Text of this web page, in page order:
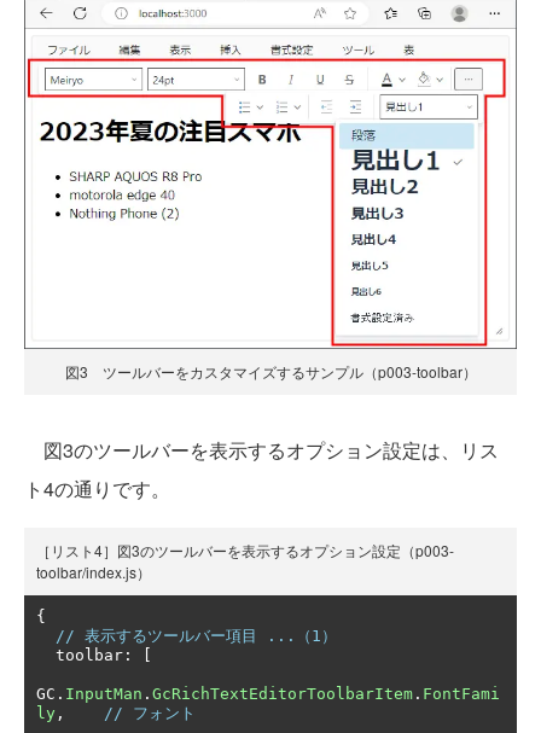
図3 ツールバーをカスタマイズするサンプル（p003-toolbar）
図3のツールバーを表示するオプション設定は、リス
ト4の通りです。
［リスト4］図3のツールバーを表示するオプション設定（p003-
toolbar/index.js）
{
// 表示するツールバー項目 ...（1）
  toolbar
: [
GC . InputMan . GcRichTextEditorToolbarItem . FontFami
ly , // フォント